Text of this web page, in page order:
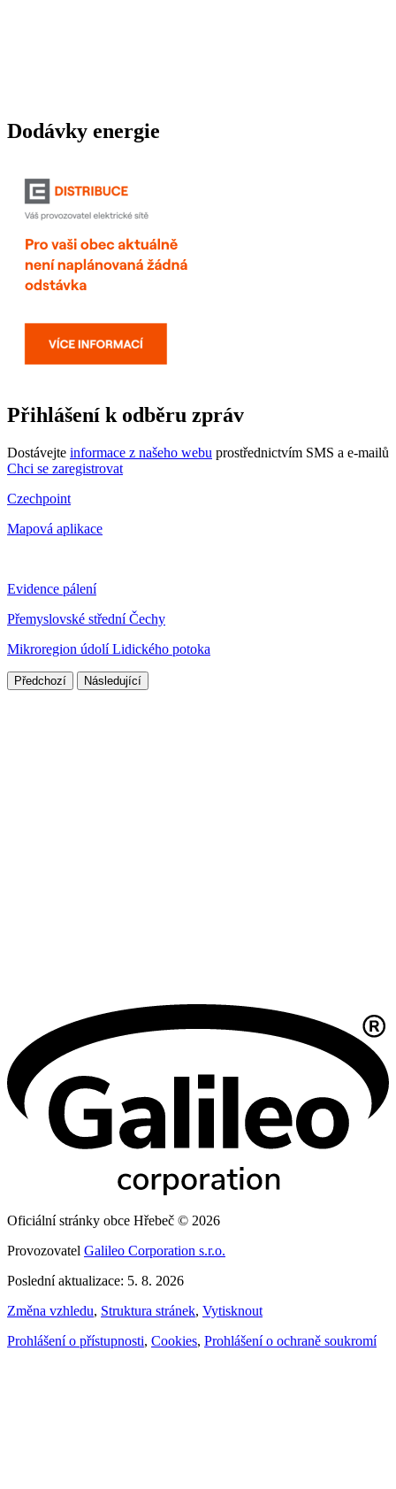
Dodávky energie
Přihlášení k odběru zpráv
Dostávejte informace z našeho webu prostřednictvím SMS a e-mailů
Chci se zaregistrovat
Czechpoint
Mapová aplikace
Evidence pálení
Přemyslovské střední Čechy
Mikroregion údolí Lidického potoka
Předchozí Následující
Oficiální stránky obce Hřebeč © 2026
Provozovatel Galileo Corporation s.r.o.
Poslední aktualizace: 5. 8. 2026
Změna vzhledu, Struktura stránek, Vytisknout
Prohlášení o přístupnosti, Cookies, Prohlášení o ochraně soukromí